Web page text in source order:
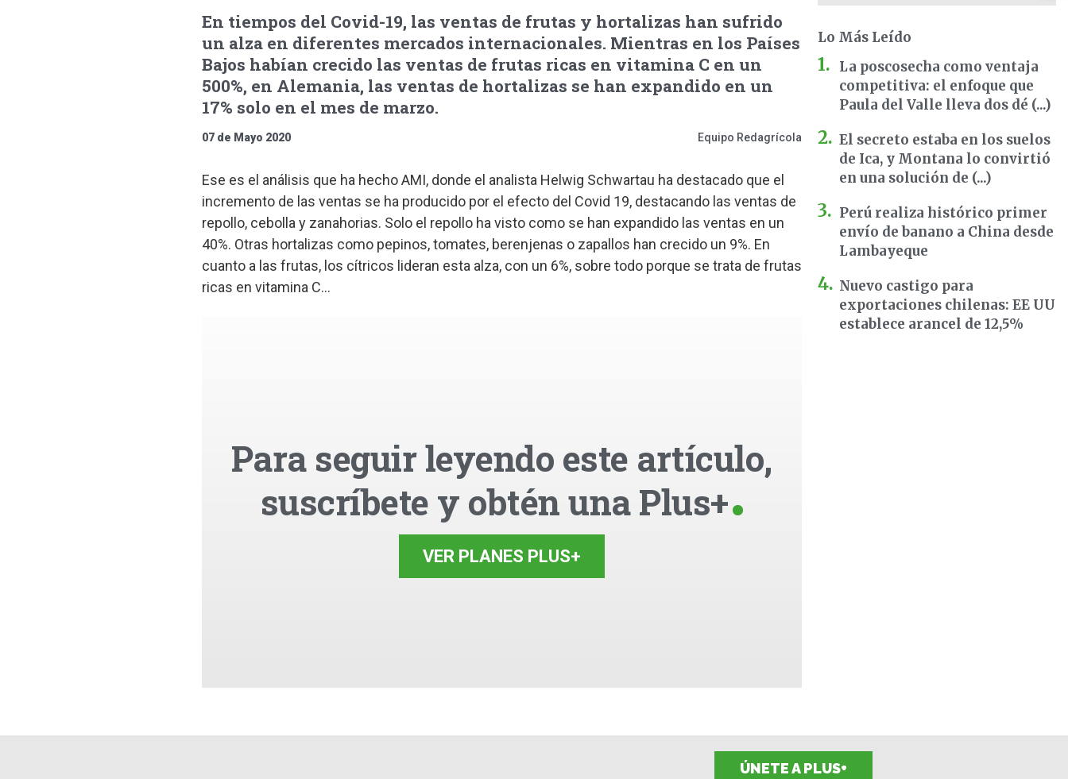
En tiempos del Covid-19, las ventas de frutas y hortalizas han sufrido
un alza en diferentes mercados internacionales. Mientras en los Países
Bajos habían crecido las ventas de frutas ricas en vitamina C en un
500%, en Alemania, las ventas de hortalizas se han expandido en un
17% solo en el mes de marzo.
07 de Mayo 2020 Equipo Redagrícola
Ese es el análisis que ha hecho AMI, donde el analista Helwig Schwartau ha destacado que el
incremento de las ventas se ha producido por el efecto del Covid 19, destacando las ventas de
repollo, cebolla y zanahorias. Solo el repollo ha visto como se han expandido las ventas en un
40%. Otras hortalizas como pepinos, tomates, berenjenas o zapallos han crecido un 9%. En
cuanto a las frutas, los cítricos lideran esta alza, con un 6%, sobre todo porque se trata de frutas
ricas en vitamina C...
Para seguir leyendo este artículo,
suscríbete y obtén una Plus+
VER PLANES PLUS+
Lo Más Leído
La poscosecha como ventaja
competitiva: el enfoque que
Paula del Valle lleva dos dé (...)
El secreto estaba en los suelos
de Ica, y Montana lo convirtió
en una solución de (...)
Perú realiza histórico primer
envío de banano a China desde
Lambayeque
Nuevo castigo para
exportaciones chilenas: EE UU
establece arancel de 12,5%
ÚNETE A PLUS+